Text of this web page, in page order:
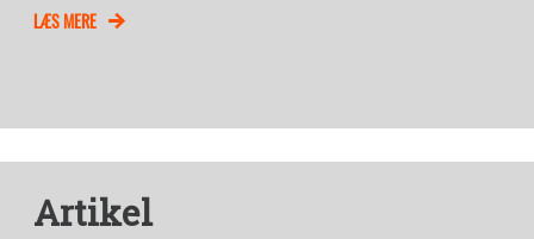
LÆS MERE
Artikel